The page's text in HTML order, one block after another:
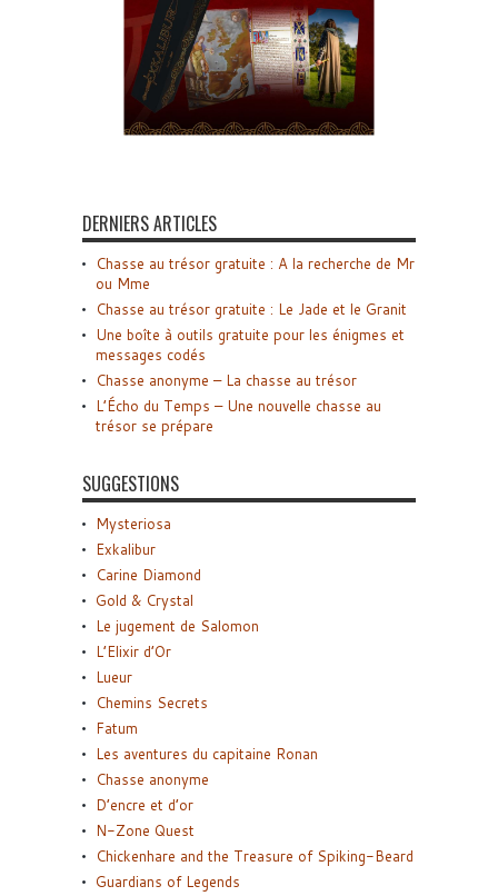
DERNIERS ARTICLES
Chasse au trésor gratuite : A la recherche de Mr
ou Mme
Chasse au trésor gratuite : Le Jade et le Granit
Une boîte à outils gratuite pour les énigmes et
messages codés
Chasse anonyme – La chasse au trésor
L’Écho du Temps – Une nouvelle chasse au
trésor se prépare
SUGGESTIONS
Mysteriosa
Exkalibur
Carine Diamond
Gold & Crystal
Le jugement de Salomon
L’Elixir d’Or
Lueur
Chemins Secrets
Fatum
Les aventures du capitaine Ronan
Chasse anonyme
D’encre et d’or
N-Zone Quest
Chickenhare and the Treasure of Spiking-Beard
Guardians of Legends